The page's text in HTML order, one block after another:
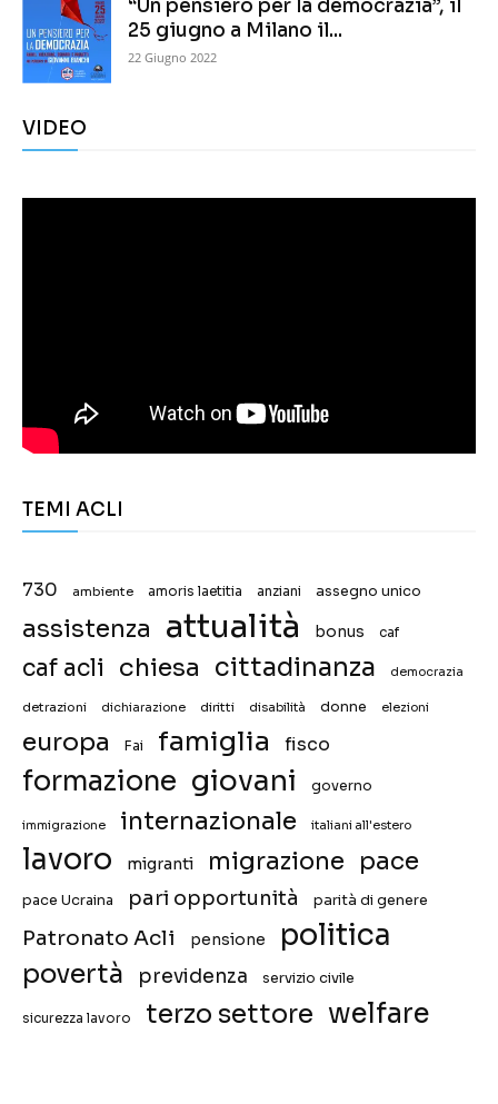
“Un pensiero per la democrazia”, il
25 giugno a Milano il...
22 Giugno 2022
VIDEO
TEMI ACLI
730 ambiente amoris laetitia anziani assegno unico
assistenza attualità bonus caf
caf acli chiesa cittadinanza democrazia
detrazioni dichiarazione diritti disabilità donne elezioni
europa Fai famiglia fisco
formazione giovani governo
immigrazione internazionale italiani all'estero
lavoro migranti migrazione pace
pace Ucraina pari opportunità parità di genere
Patronato Acli pensione politica
povertà previdenza servizio civile
sicurezza lavoro terzo settore welfare